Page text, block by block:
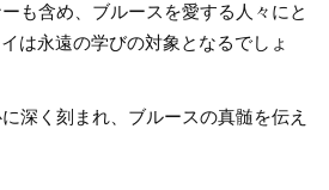
も含め、ブルースを愛する人々にと
は永遠の学びの対象となるでしょ
深く刻まれ、ブルースの真髄を伝え